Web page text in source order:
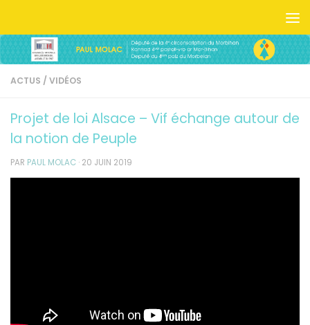
ACTUS / VIDÉOS
Projet de loi Alsace – Vif échange autour de
la notion de Peuple
PAR PAUL MOLAC · 20 JUIN 2019